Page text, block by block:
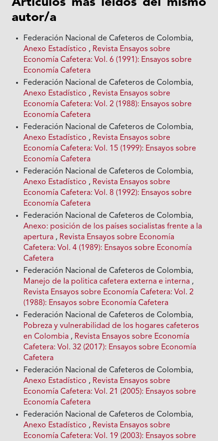
autor/a
Federación Nacional de Cafeteros de Colombia,
Anexo Estadístico , Revista Ensayos sobre
Economía Cafetera: Vol. 6 (1991): Ensayos sobre
Economía Cafetera
Federación Nacional de Cafeteros de Colombia,
Anexo Estadístico , Revista Ensayos sobre
Economía Cafetera: Vol. 2 (1988): Ensayos sobre
Economía Cafetera
Federación Nacional de Cafeteros de Colombia,
Anexo Estadístico , Revista Ensayos sobre
Economía Cafetera: Vol. 15 (1999): Ensayos sobre
Economía Cafetera
Federación Nacional de Cafeteros de Colombia,
Anexo Estadístico , Revista Ensayos sobre
Economía Cafetera: Vol. 8 (1992): Ensayos sobre
Economía Cafetera
Federación Nacional de Cafeteros de Colombia,
Anexo: posición de los países socialistas frente a la
apertura , Revista Ensayos sobre Economía
Cafetera: Vol. 4 (1989): Ensayos sobre Economía
Cafetera
Federación Nacional de Cafeteros de Colombia,
Manejo de Ia politica cafetera externa e interna ,
Revista Ensayos sobre Economía Cafetera: Vol. 2
(1988): Ensayos sobre Economía Cafetera
Federación Nacional de Cafeteros de Colombia,
Pobreza y vulnerabilidad de los hogares cafeteros
en Colombia , Revista Ensayos sobre Economía
Cafetera: Vol. 32 (2017): Ensayos sobre Economía
Cafetera
Federación Nacional de Cafeteros de Colombia,
Anexo Estadístico , Revista Ensayos sobre
Economía Cafetera: Vol. 21 (2005): Ensayos sobre
Economía Cafetera
Federación Nacional de Cafeteros de Colombia,
Anexo Estadístico , Revista Ensayos sobre
Economía Cafetera: Vol. 19 (2003): Ensayos sobre